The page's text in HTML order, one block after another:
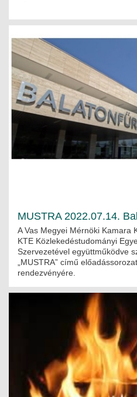
MUSTRA 2022.07.14.
A Vas Megyei Mérnöki Kamara
KTE Közlekedéstudományi
Szervezetével együttműködve
„MUSTRA” című
rendezvényére.